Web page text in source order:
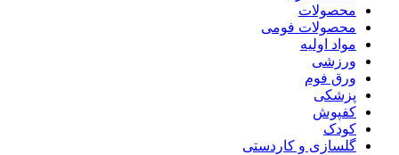
محصولات
محصولات فومی
مواد اولیه
ورزشی
ورق فوم
پزشکی
کفپوش
کودک
گلسازی و کاردستی